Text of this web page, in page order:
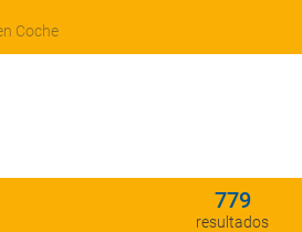
Coche
779
resultados